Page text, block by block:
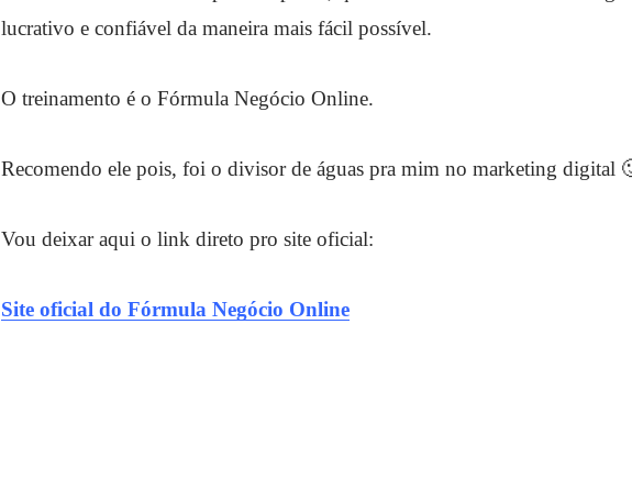
lucrativo e confiável da maneira mais fácil possível.
O treinamento é o Fórmula Negócio Online.
Recomendo ele pois, foi o divisor de águas pra mim no marketing digital
Vou deixar aqui o link direto pro site oficial:
Site oficial do Fórmula Negócio Online